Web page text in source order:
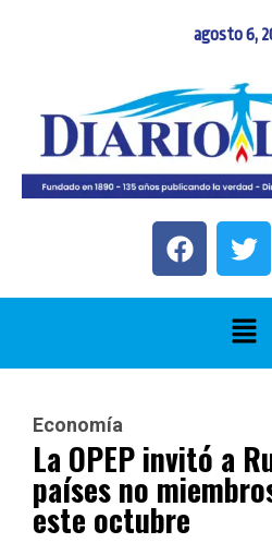
agosto 6,
Economía
La OPEP invitó a
países no
este octubre